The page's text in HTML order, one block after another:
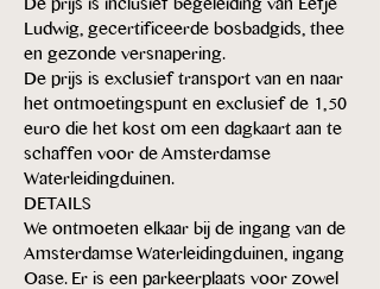
Ludwig, gecertificeerde bosbadgids, thee
en gezonde versnapering.
De prijs is exclusief transport van en naar
het ontmoetingspunt en exclusief de 1,50
euro die het kost om een dagkaart aan te
schaffen voor de Amsterdamse
Waterleidingduinen.
DETAILS
We ontmoeten elkaar bij de ingang van de
Amsterdamse Waterleidingduinen, ingang
Oase. Er is een parkeerplaats voor zowel